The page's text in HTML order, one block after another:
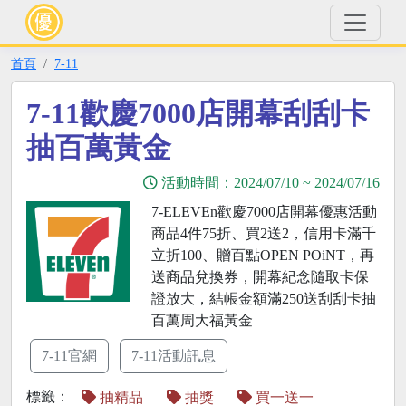
首頁 7-11
7-11歡慶7000店開幕刮刮卡
抽百萬黃金
活動時間： 2024/07/10 ~ 2024/07/16
7-ELEVEn歡慶7000店開幕優惠活動
商品4件75折、買2送2，信用卡滿千
立折100、贈百點OPEN POiNT，再
送商品兌換券，開幕紀念隨取卡保
證放大，結帳金額滿250送刮刮卡抽
百萬周大福黃金
7-11官網 7-11活動訊息
標籤： 抽精品 抽獎 買一送一